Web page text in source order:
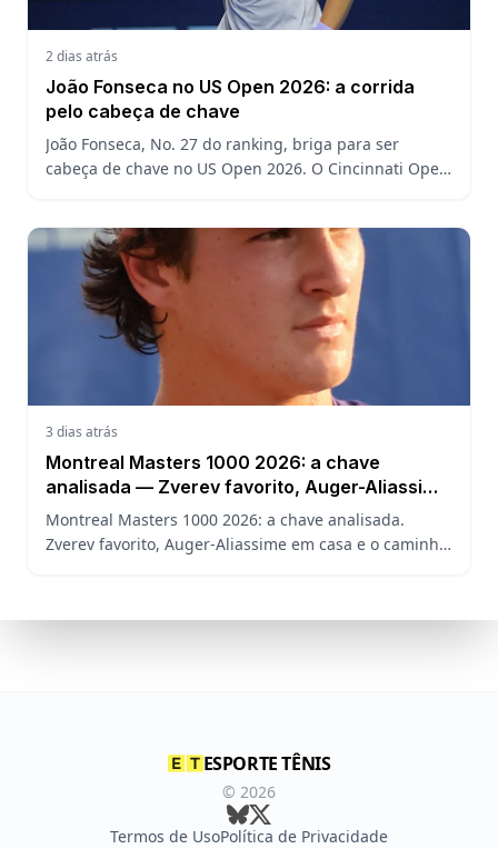
2 dias atrás
João Fonseca no US Open 2026: a corrida
pelo cabeça de chave
João Fonseca, No. 27 do ranking, briga para ser
cabeça de chave no US Open 2026. O Cincinnati Open
3 dias atrás
Montreal Masters 1000 2026: a chave
analisada — Zverev favorito, Auger-Aliassime
em casa e o caminho de João Fonseca
Montreal Masters 1000 2026: a chave analisada.
Zverev favorito, Auger-Aliassime em casa e o caminho
ESPORTE TÊNIS
© 2026
Termos de UsoPolítica de Privacidade